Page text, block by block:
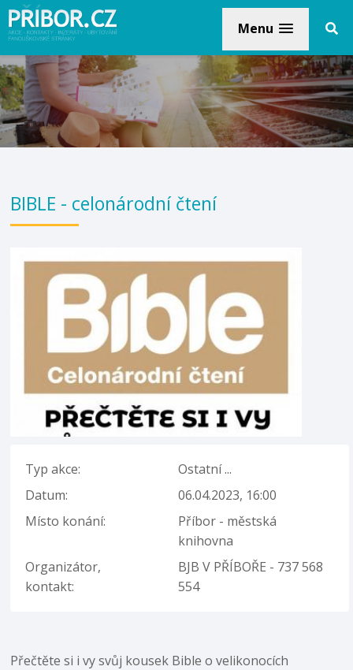
Menu
BIBLE - celonárodní čtení
Typ akce:
Ostatní ...
Datum:
06.04.2023, 16:00
Místo konání:
Příbor - městská
knihovna
Organizátor,
kontakt:
BJB V PŘÍBOŘE - 737 568
554
Přečtěte si i vy svůj kousek Bible o velikonocích